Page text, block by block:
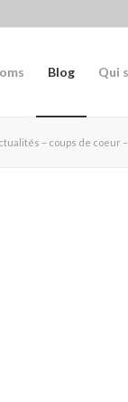
Blog Qui
– coups de coeur